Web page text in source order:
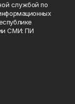
службой по
СМИ: ПИ